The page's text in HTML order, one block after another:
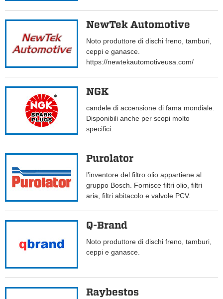
NewTek Automotive
Noto produttore di dischi freno, tamburi,
ceppi e ganasce.
https://newtekautomotiveusa.com/
NGK
candele di accensione di fama mondiale.
Disponibili anche per scopi molto
specifici.
Purolator
l'inventore del filtro olio appartiene al
gruppo Bosch. Fornisce filtri olio, filtri
aria, filtri abitacolo e valvole PCV.
Q-Brand
Noto produttore di dischi freno, tamburi,
ceppi e ganasce.
Raybestos